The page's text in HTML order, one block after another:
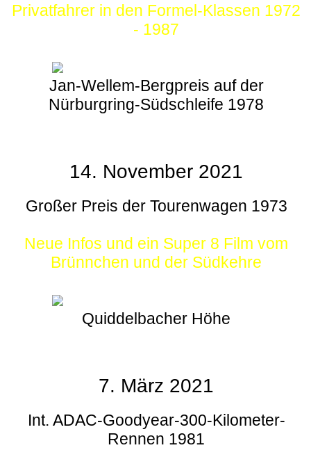
Privatfahrer in den Formel-Klassen 1972
- 1987
Jan-Wellem-Bergpreis auf der
Nürburgring-Südschleife 1978
14. November 2021
Großer Preis der Tourenwagen 1973
Neue Infos und ein Super 8 Film vom
Brünnchen und der Südkehre
Quiddelbacher Höhe
7. März 2021
Int. ADAC-Goodyear-300-Kilometer-
Rennen 1981